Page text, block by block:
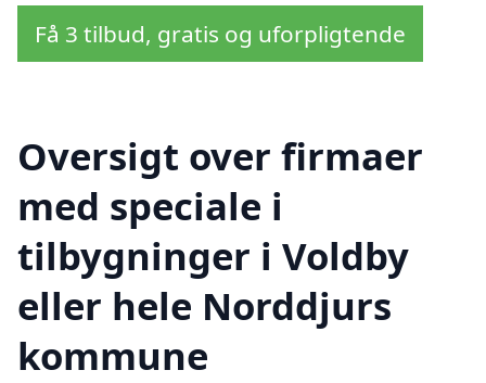
Få 3 tilbud, gratis og uforpligtende
Oversigt over firmaer
med speciale i
tilbygninger i Voldby
eller hele Norddjurs
kommune